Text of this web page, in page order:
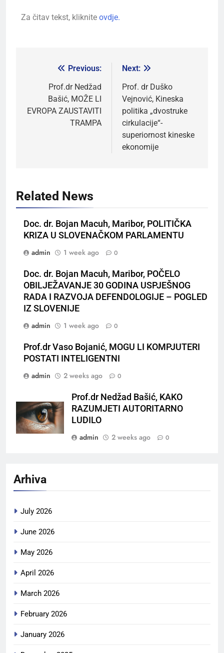
Za čitav tekst, kliknite ovdje.
Previous:
Prof.dr Nedžad
Bašić, MOŽE LI
EVROPA ZAUSTAVITI
TRAMPA
Next:
Prof. dr Duško
Vejnović, Kineska
politika „dvostruke
cirkulacije“-
superiornost kineske
ekonomije
Related News
Doc. dr. Bojan Macuh, Maribor, POLITIČKA
KRIZA U SLOVENAČKOM PARLAMENTU
admin
1 week ago 0
Doc. dr. Bojan Macuh, Maribor, POČELO
OBILJEŽAVANJE 30 GODINA USPJEŠNOG
RADA I RAZVOJA DEFENDOLOGIJE – POGLED
IZ SLOVENIJE
admin
1 week ago 0
Prof.dr Vaso Bojanić, MOGU LI KOMPJUTERI
POSTATI INTELIGENTNI
admin
2 weeks ago 0
Prof.dr Nedžad Bašić, KAKO
RAZUMJETI AUTORITARNO
LUDILO
admin
2 weeks ago 0
Arhiva
July 2026
June 2026
May 2026
April 2026
March 2026
February 2026
January 2026